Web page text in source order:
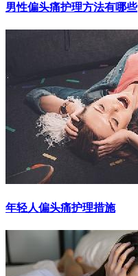
男性偏头痛护理方法有哪些
年轻人偏头痛护理措施